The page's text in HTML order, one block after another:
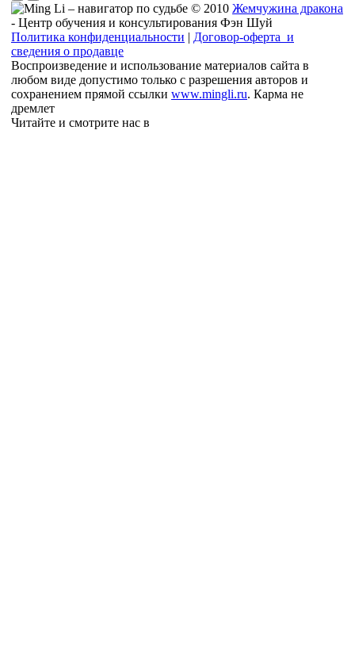
© 2010 Жемчужина дракона
- Центр обучения и консультирования Фэн Шуй
Политика конфиденциальности | Договор-оферта и
сведения о продавце
Воспроизведение и использование материалов сайта в
любом виде допустимо только с разрешения авторов и
сохранением прямой ссылки www.mingli.ru. Карма не
дремлет
Читайте и смотрите нас в